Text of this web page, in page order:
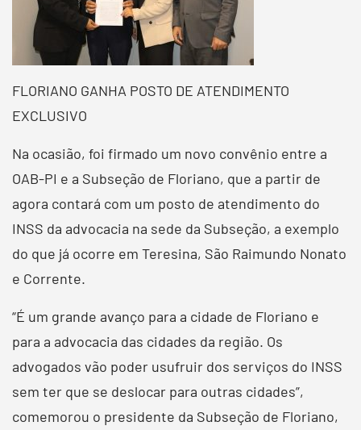
FLORIANO GANHA POSTO DE ATENDIMENTO
EXCLUSIVO
Na ocasião, foi firmado um novo convênio entre a
OAB-PI e a Subseção de Floriano, que a partir de
agora contará com um posto de atendimento do
INSS da advocacia na sede da Subseção, a exemplo
do que já ocorre em Teresina, São Raimundo Nonato
e Corrente.
“É um grande avanço para a cidade de Floriano e
para a advocacia das cidades da região. Os
advogados vão poder usufruir dos serviços do INSS
sem ter que se deslocar para outras cidades”,
comemorou o presidente da Subseção de Floriano,